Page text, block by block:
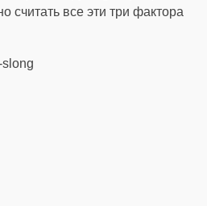
считать все эти три фактора
slong